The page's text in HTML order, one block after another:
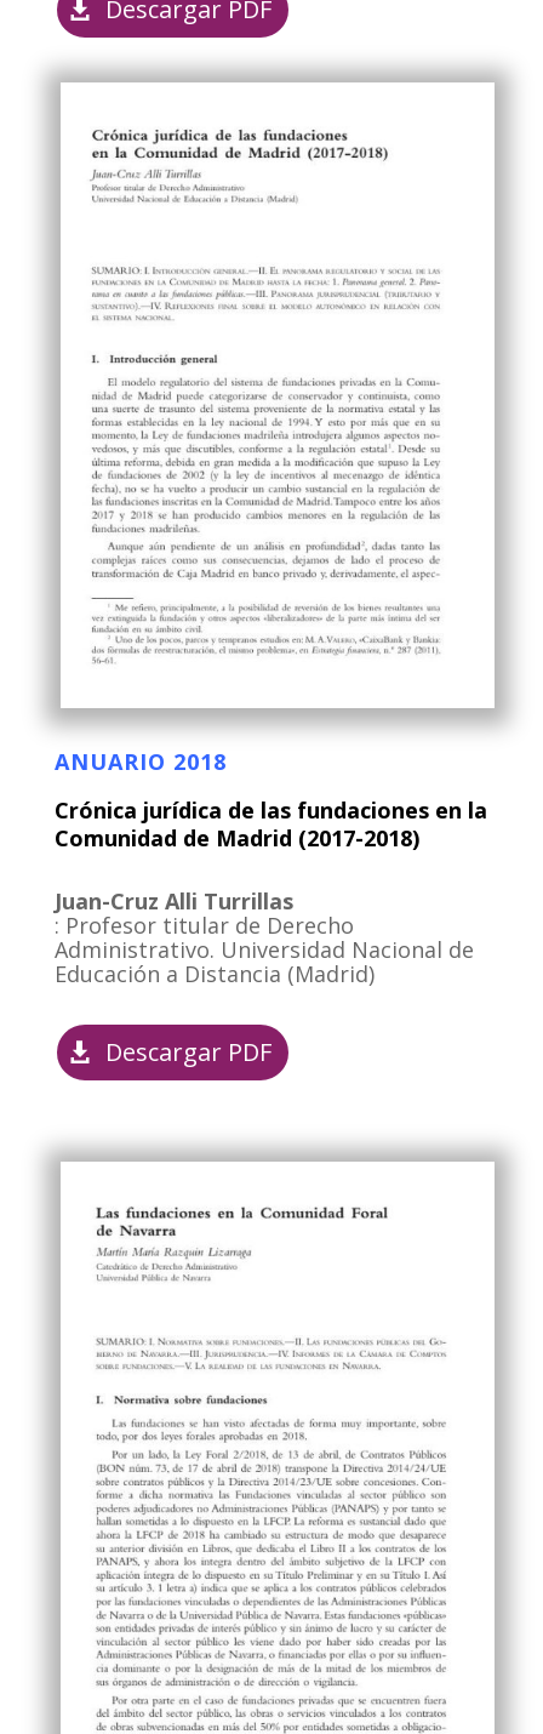
Descargar PDF
ANUARIO 2018
Crónica jurídica de las fundaciones en la
Comunidad de Madrid (2017-2018)
Juan-Cruz Alli Turrillas
: Profesor titular de Derecho
Administrativo. Universidad Nacional de
Educación a Distancia (Madrid)
Descargar PDF